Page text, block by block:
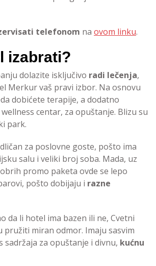
telefonom na ovom linku.
izabrati?
dolazite isključivo radi lečenja,
Merkur vaš pravi izbor. Na osnovu
dobićete terapije, a dodatno
centar, za opuštanje. Blizu su
park.
za poslovne goste, pošto ima
salu i veliki broj soba. Mada, uz
promo paketa ovde se lepo
pošto dobijaju i razne
da li hotel ima bazen ili ne, Cvetni
pružiti miran odmor. Imaju sasvim
sadržaja za opuštanje i divnu, kućnu